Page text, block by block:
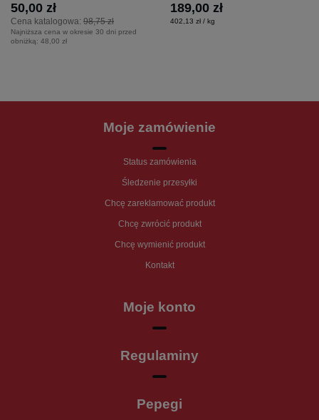
Cena katalogowa: 98,75 zł
50,00 zł
Najniższa cena w okresie 30 dni przed
obniżką: 48,00 zł
189,00 zł
402,13 zł / kg
Moje zamówienie
Status zamówienia
Śledzenie przesyłki
Chcę zareklamować produkt
Chcę zwrócić produkt
Chcę wymienić produkt
Kontakt
Moje konto
Regulaminy
Pepegi